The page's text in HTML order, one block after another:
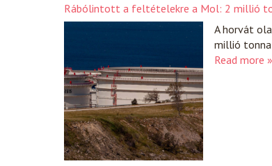
Rábólintott a feltételekre a Mol: 2 millió
A horvát
millió
Read more »